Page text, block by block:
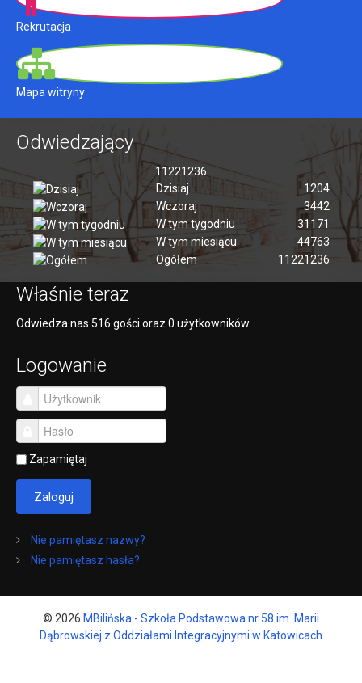
Rekrutacja
Mapa witryny
Odwiedzający
11221236
Dzisiaj
1204
Wczoraj
3442
W tym tygodniu
31171
W tym miesiącu
44763
Ogółem
11221236
Właśnie teraz
Odwiedza nas 516 gości oraz 0 użytkowników.
Logowanie
Zapamiętaj
Zaloguj
Nie pamiętasz nazwy?
Nie pamiętasz hasła?
© 2026 MBilińska - Szkoła Podstawowa nr 58 im. Marii
Dąbrowskiej z Oddziałami Integracyjnymi w Katowicach